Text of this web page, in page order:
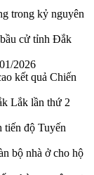
trong kỷ nguyên
cử tỉnh Đắk
2026
kết quả Chiến
Lắk lần thứ 2
tiến độ Tuyến
bộ nhà ở cho hộ